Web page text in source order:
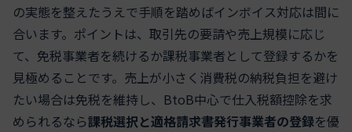
の実態を整えたうえで手順を踏めばインボイス対応は間に
合います。ポイントは、取引先の要請や売上規模に応じ
て、免税事業者を続けるか課税事業者として登録するかを
見極めることです。売上が小さく消費税の納税負担を避け
たい場合は免税を維持し、BtoB中心で仕入税額控除を求
められるなら課税選択と適格請求書発行事業者の登録を優